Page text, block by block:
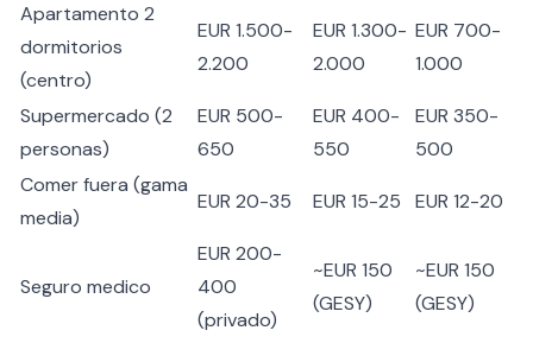
Apartamento 2
dormitorios
(centro)
EUR 1.500-
2.200
EUR 1.300-
2.000
EUR 700-
1.000
Supermercado (2
personas)
EUR 500-
650
EUR 400-
550
EUR 350-
500
Comer fuera (gama
media)
EUR 20-35 EUR 15-25 EUR 12-20
Seguro medico
EUR 200-
400
(privado)
~EUR 150
(GESY)
~EUR 150
(GESY)